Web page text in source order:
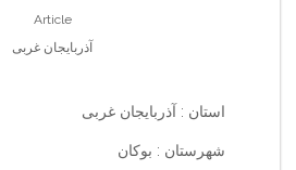
Article
آذربایجان غربی
استان : آذربایجان غربی
شهرستان : بوکان